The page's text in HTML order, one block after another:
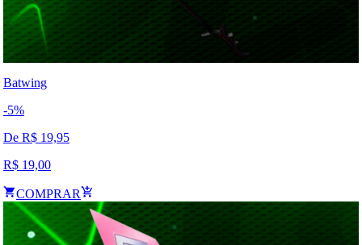
Batwing
-5%
De R$ 19,95
R$ 19,00
COMPRAR